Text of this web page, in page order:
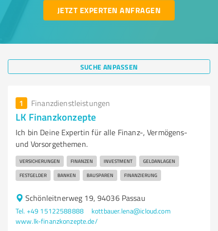
JETZT EXPERTEN ANFRAGEN
SUCHE ANPASSEN
1 Finanzdienstleistungen
LK Finanzkonzepte
Ich bin Deine Expertin für alle Finanz-, Vermögens-
und Vorsorgethemen.
VERSICHERUNGEN FINANZEN INVESTMENT GELDANLAGEN
FESTGELDER BANKEN BAUSPAREN FINANZIERUNG
Schönleitnerweg 19, 94036 Passau
Tel. +49 15122588888
kottbauer.lena@icloud.com
www.lk-finanzkonzepte.de/